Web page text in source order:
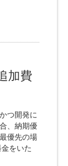
加費
つ開発に
、納期優
優先の場
をいた